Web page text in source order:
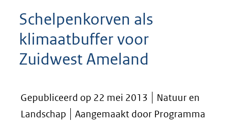
Schelpenkorven als
klimaatbuffer voor
Zuidwest Ameland
Gepubliceerd op 22 mei 2013
Natuur en
Landschap
Aangemaakt door Programma